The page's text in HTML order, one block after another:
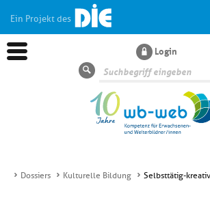
Ein Projekt des
Login
Suche
Dossiers Kulturelle Bildung Selbsttätig-